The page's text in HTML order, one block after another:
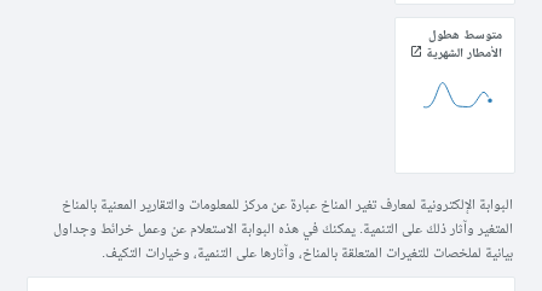
متوسط هطول
الأمطار الشهرية
البوابة الإلكترونية لمعارف تغير المناخ عبارة عن مركز للمعلومات والتقارير المعنية بالمناخ
المتغير وآثار ذلك على التنمية. يمكنك في هذه البوابة الاستعلام عن وعمل خرائط وجداول
بيانية لملخصات للتغيرات المتعلقة بالمناخ، وآثارها على التنمية، وخيارات التكيف.